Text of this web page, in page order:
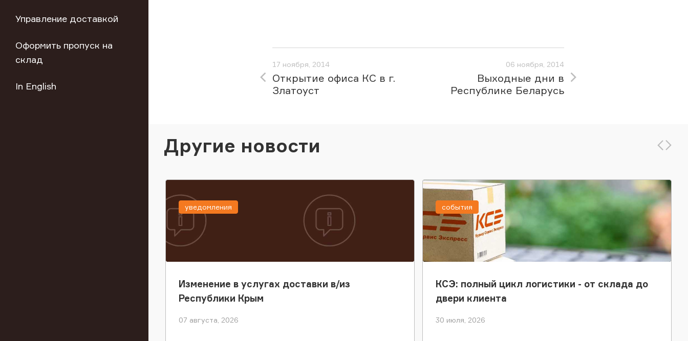
Управление доставкой
Оформить пропуск на
склад
In English
17 ноября, 2014
Открытие офиса КС в г.
Златоуст
06 ноября, 2014
Выходные дни в
Республике Беларусь
Другие новости
Изменение в услугах доставки в/из
Республики Крым
07 августа, 2026
уведомления
КСЭ: полный цикл логистики - от склада до
двери клиента
30 июля, 2026
события